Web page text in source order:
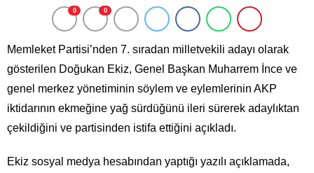
0 0
Memleket Partisi’nden 7. sıradan milletvekili adayı olarak
gösterilen Doğukan Ekiz, Genel Başkan Muharrem İnce ve
genel merkez yönetiminin söylem ve eylemlerinin AKP
iktidarının ekmeğine yağ sürdüğünü ileri sürerek adaylıktan
çekildiğini ve partisinden istifa ettiğini açıkladı.
Ekiz sosyal medya hesabından yaptığı yazılı açıklamada,